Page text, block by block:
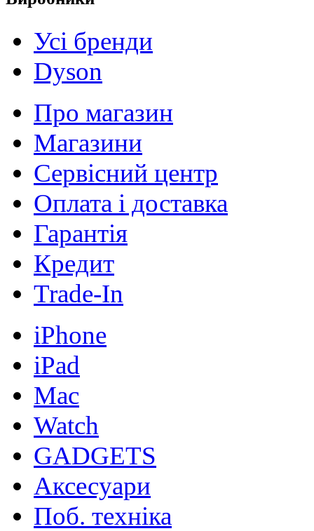
Усі бренди
Dyson
Про магазин
Магазини
Сервісний центр
Оплата і доставка
Гарантія
Кредит
Trade-In
iPhone
iPad
Mac
Watch
GADGETS
Аксесуари
Поб. техніка